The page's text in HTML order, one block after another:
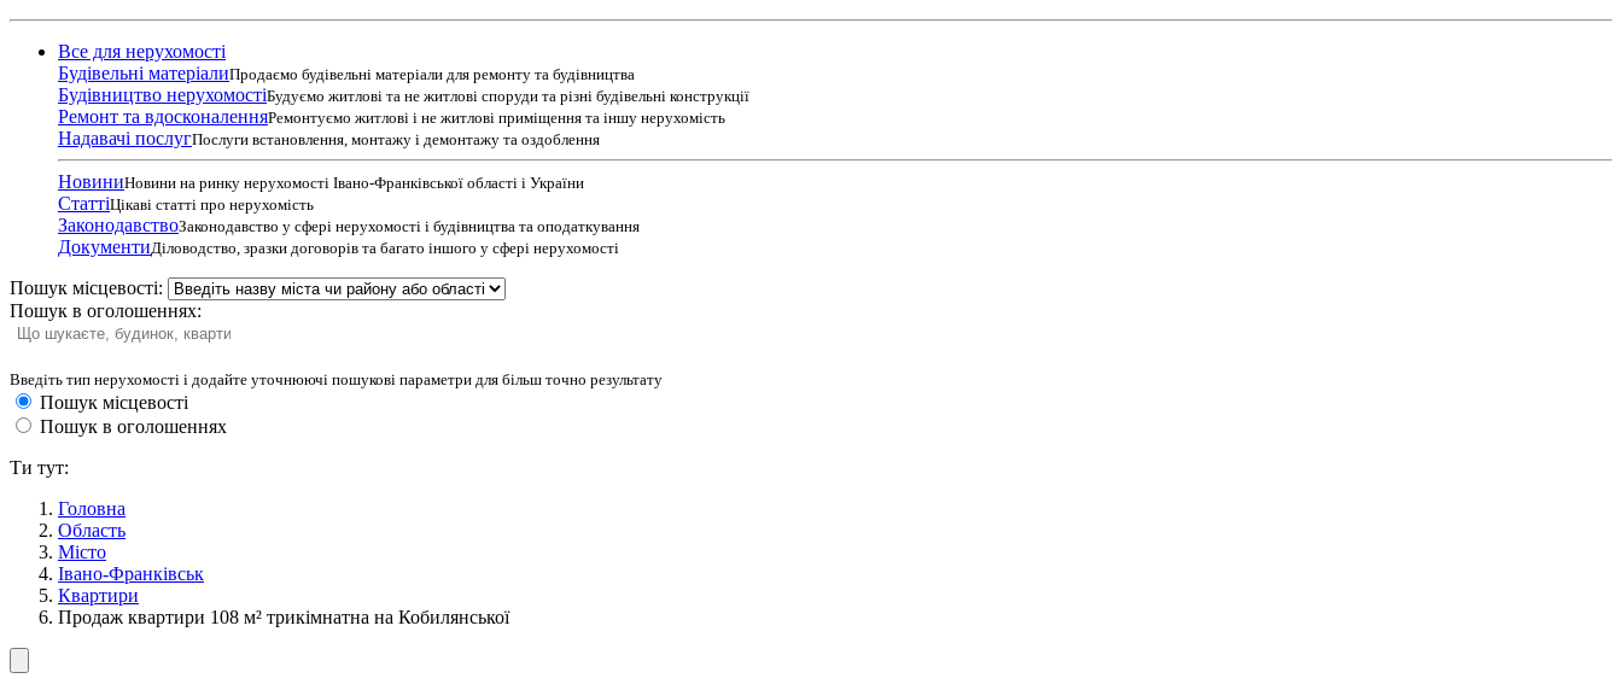
Все для нерухомості
Будівельні матеріалиПродаємо будівельні матеріали для ремонту та будівництва
Будівництво нерухомостіБудуємо житлові та не житлові споруди та різні будівельні конструкції
Ремонт та вдосконаленняРемонтуємо житлові і не житлові приміщення та іншу нерухомість
Надавачі послугПослуги встановлення, монтажу і демонтажу та оздоблення
НовиниНовини на ринку нерухомості Івано-Франківської області і України
СтаттіЦікаві статті про нерухомість
ЗаконодавствоЗаконодавство у сфері нерухомості і будівництва та оподаткування
ДокументиДіловодство, зразки договорів та багато іншого у сфері нерухомості
Пошук місцевості:
Пошук в оголошеннях:
Введіть тип нерухомості і додайте уточнюючі пошукові параметри для більш точно результату
Пошук місцевості
Пошук в оголошеннях
Ти тут:
Головна
Область
Місто
Івано-Франківськ
Квартири
Продаж квартири 108 м² трикімнатна на Кобилянської